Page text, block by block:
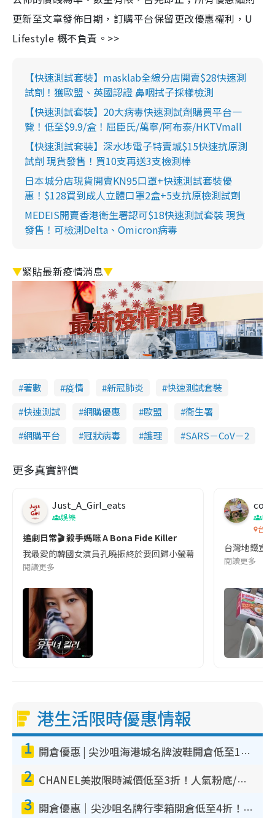
更新至文章發佈日期，訂購平台保留更改優惠權利，U
Lifestyle 概不負責。>>
【快速測試套裝】masklab全線分店開賣$28快速測
試劑！獲歐盟、英國認證 鼻咽拭子採樣檢測
【快速測試套裝】20大病毒快速測試劑購買平台一
覽！低至$9.9/盒！屈臣氏/萬寧/阿布泰/HKTVmall
【快速測試套裝】深水埗電子特賣城$15快速抗原測
試劑 現貨發售！買10支再送3支檢測棒
日本城分店現貨開賣KN95口罩+快速測試套裝優
惠！$128買到成人立體口罩2盒+5支抗原檢測試劑
MEDEIS開賣香港衛生署認可$18快速測試套裝 現貨
發售！可檢測Delta、Omicron病毒
▼緊貼最新疫情消息▼
著數 疫情 新冠肺炎
快速測試套裝
快速測試
網購優惠 歐盟
衞生署
網購平台
冠狀病毒 護理 SARS－CoV－2
更多真實評價
Just_A_Girl_eats
娛樂
追劇日常🎬 殺手媽咪 A Bona Fide Killer
我最愛的韓國女演員孔曉振終於要回歸小螢幕啦!這次的劇本改編
閱讀更多
co
吹
台灣
台灣地鐵宣
閱讀更多
港生活限時優惠情報
1 開倉優惠 | 尖沙咀海港城名牌波鞋開倉低至1折！On鞋$899起／Joy&Peace鞋履$98起
2 CHANEL美妝限時減價低至3折！人氣粉底/唇膏/精華液低至$275！COCO香水都有平
3 開倉優惠｜尖沙咀名牌行李箱開倉低至4折！一連5日 American Tourister/ace./Hallmark $200起！